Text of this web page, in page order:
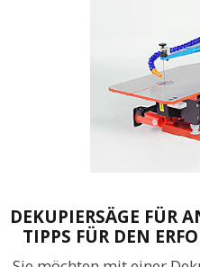
DEKUPIERSÄGE FÜR
TIPPS FÜR DEN